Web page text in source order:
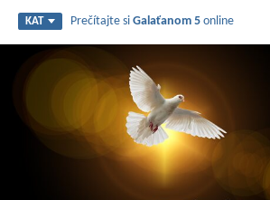
KAT Prečítajte siGalaťanom 5 online